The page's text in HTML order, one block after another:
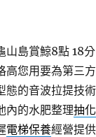
山島賞鯨8點 18
高您用要為第三
態的音波拉提技
內的水肥整理抽
電梯保養經營提